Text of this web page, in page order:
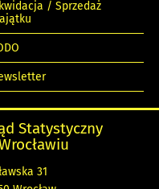
/ Sprzedaż
Statystyczny
31